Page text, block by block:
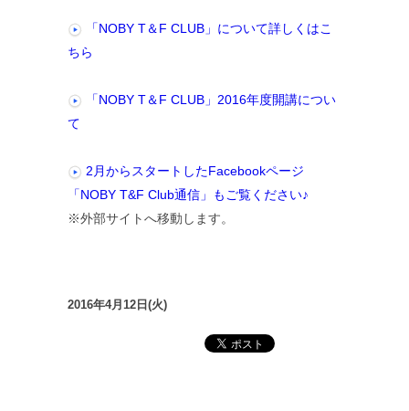
「NOBY T＆F CLUB」について詳しくはこ
ちら
「NOBY T＆F CLUB」2016年度開講につい
て
2月からスタートしたFacebookページ
「NOBY T&F Club通信」もご覧ください♪
※外部サイトへ移動します。
2016年4月12日(火)